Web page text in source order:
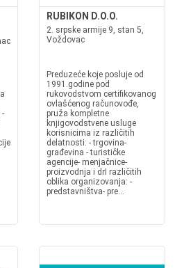
RUBIKON D.O.O.
2. srpske armije 9, stan 5,
Voždovac
Preduzeće koje posluje od
1991.godine pod
rukovodstvom certifikovanog
ovlašćenog računovođe,
pruža kompletne
knjigovodstvene usluge
korisnicima iz različitih
delatnosti: - trgovina-
građevina - turističke
agencije- menjačnice-
proizvodnja i drI različitih
oblika organizovanja: -
predstavništva- pre...